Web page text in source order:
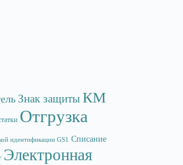
Знак защитыКМ
Отгрузка
идентификации GS1 Списание
Электронная